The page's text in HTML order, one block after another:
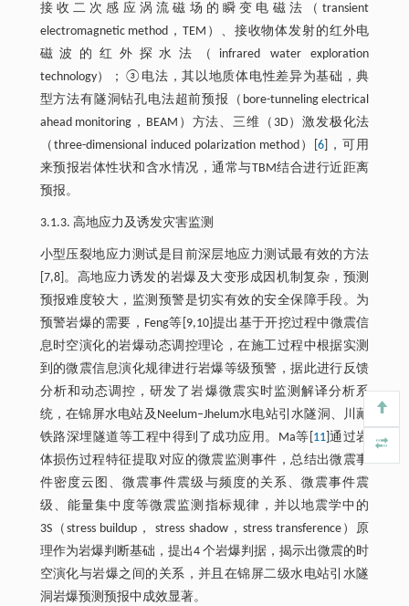
接收二次感应涡流磁场的瞬变电磁法（transient
electromagnetic method，TEM）、接收物体发射的红外电
磁波的红外探水法（infrared water exploration
technology）；③电法，其以地质体电性差异为基础，典
型方法有隧洞钻孔电法超前预报（bore-tunneling electrical
ahead monitoring，BEAM）方法、三维（3D）激发极化法
（three-dimensional induced polarization method）[6 ]，可用
来预报岩体性状和含水情况，通常与TBM结合进行近距离
预报。
3.1.3. 高地应力及诱发灾害监测
小型压裂地应力测试是目前深层地应力测试最有效的方法
[7,8]。高地应力诱发的岩爆及大变形成因机制复杂，预测
预报难度较大，监测预警是切实有效的安全保障手段。为
预警岩爆的需要，Feng等[9,10]提出基于开挖过程中微震信
息时空演化的岩爆动态调控理论，在施工过程中根据实测
到的微震信息演化规律进行岩爆等级预警，据此进行反馈
分析和动态调控，研发了岩爆微震实时监测解译分析系
统，在锦屏水电站及Neelum–Jhelum水电站引水隧洞、川藏
铁路深埋隧道等工程中得到了成功应用。Ma等[ 11]通过岩
体损伤过程特征提取对应的微震监测事件，总结出微震事
件密度云图、微震事件震级与频度的关系、微震事件震
级、能量集中度等微震监测指标规律，并以地震学中的
3S（stress buildup， stress shadow，stress transference）原
理作为岩爆判断基础，提出4 个岩爆判据，揭示出微震的时
空演化与岩爆之间的关系，并且在锦屏二级水电站引水隧
洞岩爆预测预报中成效显著。